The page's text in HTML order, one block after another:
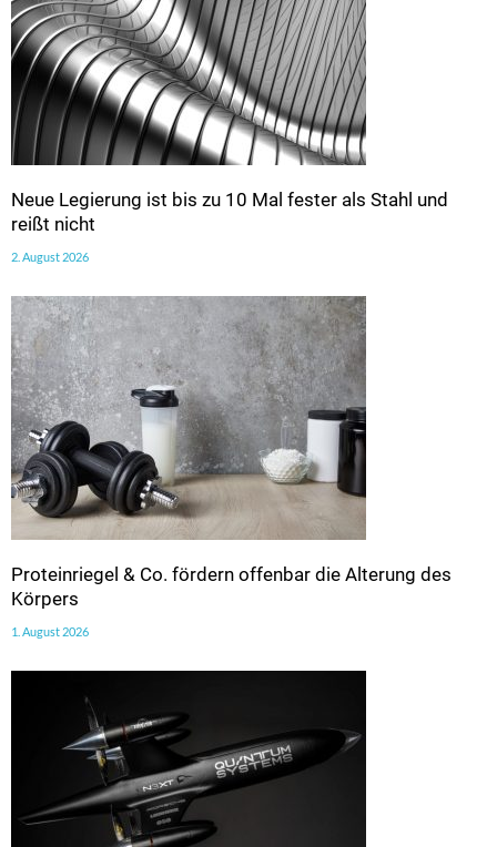
Neue Legierung ist bis zu 10 Mal fester als Stahl und
reißt nicht
2. August 2026
Proteinriegel & Co. fördern offenbar die Alterung des
Körpers
1. August 2026